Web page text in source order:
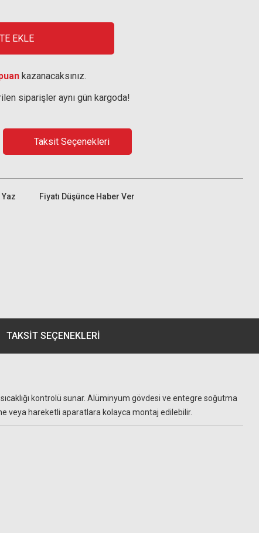
EKLE
kazanacaksınız.
siparişler aynı gün kargoda!
Taksit Seçenekleri
Fiyatı Düşünce Haber Ver
TAKSIT SEÇENEKLERI
kontrolü sunar. Alüminyum gövdesi ve entegre soğutma
veya hareketli aparatlara kolayca montaj edilebilir.